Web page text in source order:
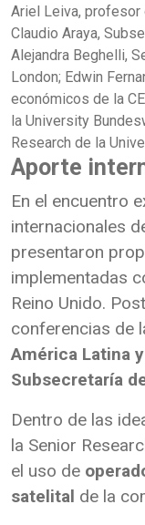
Ariel Leiva, profesor
Claudio Araya,
Alejandra Beghelli,
London; Edwin
económicos de la
la University
Research de la
Aporte
En el encuentro
internacionales
presentaron
implementadas
Reino Unido.
conferencias de
América Latina
Subsecretaría
Dentro de las
la Senior
el uso de
satelital de la